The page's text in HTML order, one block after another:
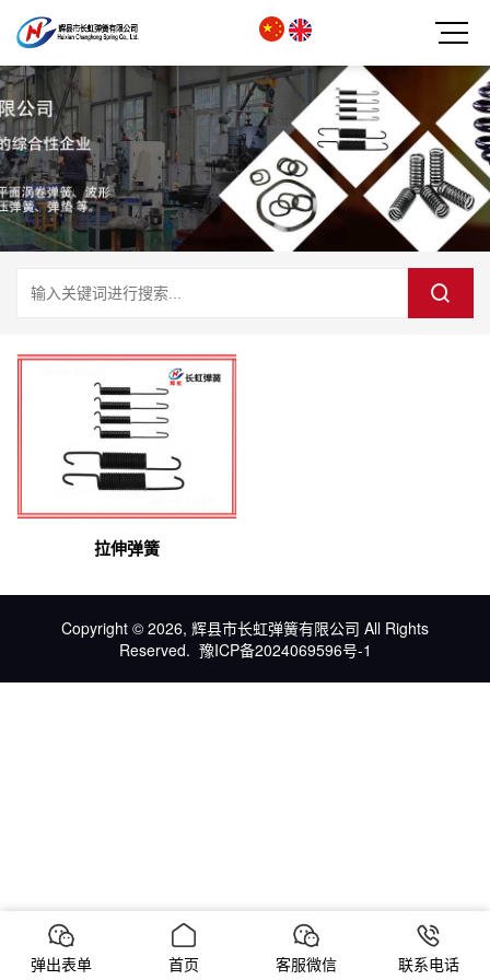
拉伸弹簧
Copyright © 2026, 辉县市长虹弹簧有限公司 All Rights
Reserved. 豫ICP备2024069596号-1
弹出表单 首页 客服微信 联系电话